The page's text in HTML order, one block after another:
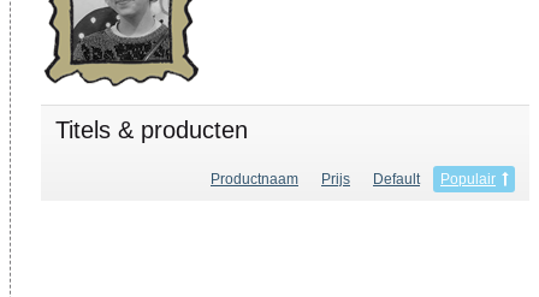
Titels & producten
Productnaam Prijs Default Populair